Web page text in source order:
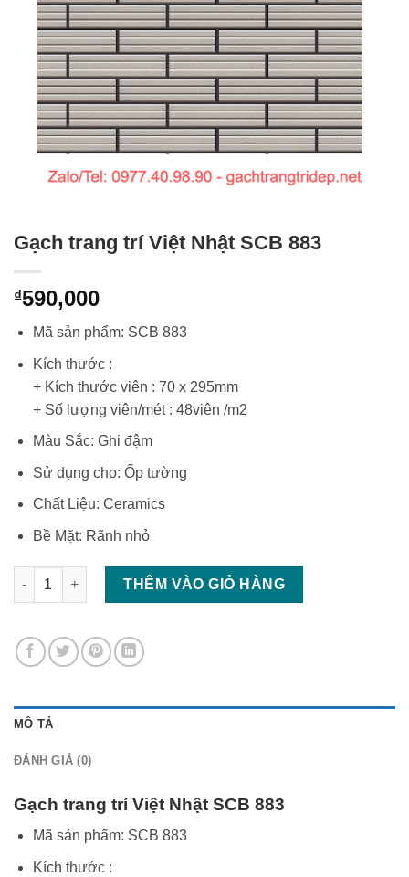
Gạch trang trí Việt Nhật SCB 883
₫590,000
Mã sản phẩm: SCB 883
Kích thước :
+ Kích thước viên : 70 x 295mm
+ Số lượng viên/mét : 48viên /m2
Màu Sắc: Ghi đậm
Sử dụng cho: Ốp tường
Chất Liệu: Ceramics
Bề Mặt: Rãnh nhỏ
Gạch trang trí Việt Nhật SCB 883 số lượng
THÊM VÀO GIỎ HÀNG
MÔ TẢ
ĐÁNH GIÁ (0)
Gạch trang trí Việt Nhật SCB 883
Mã sản phẩm: SCB 883
Kích thước :